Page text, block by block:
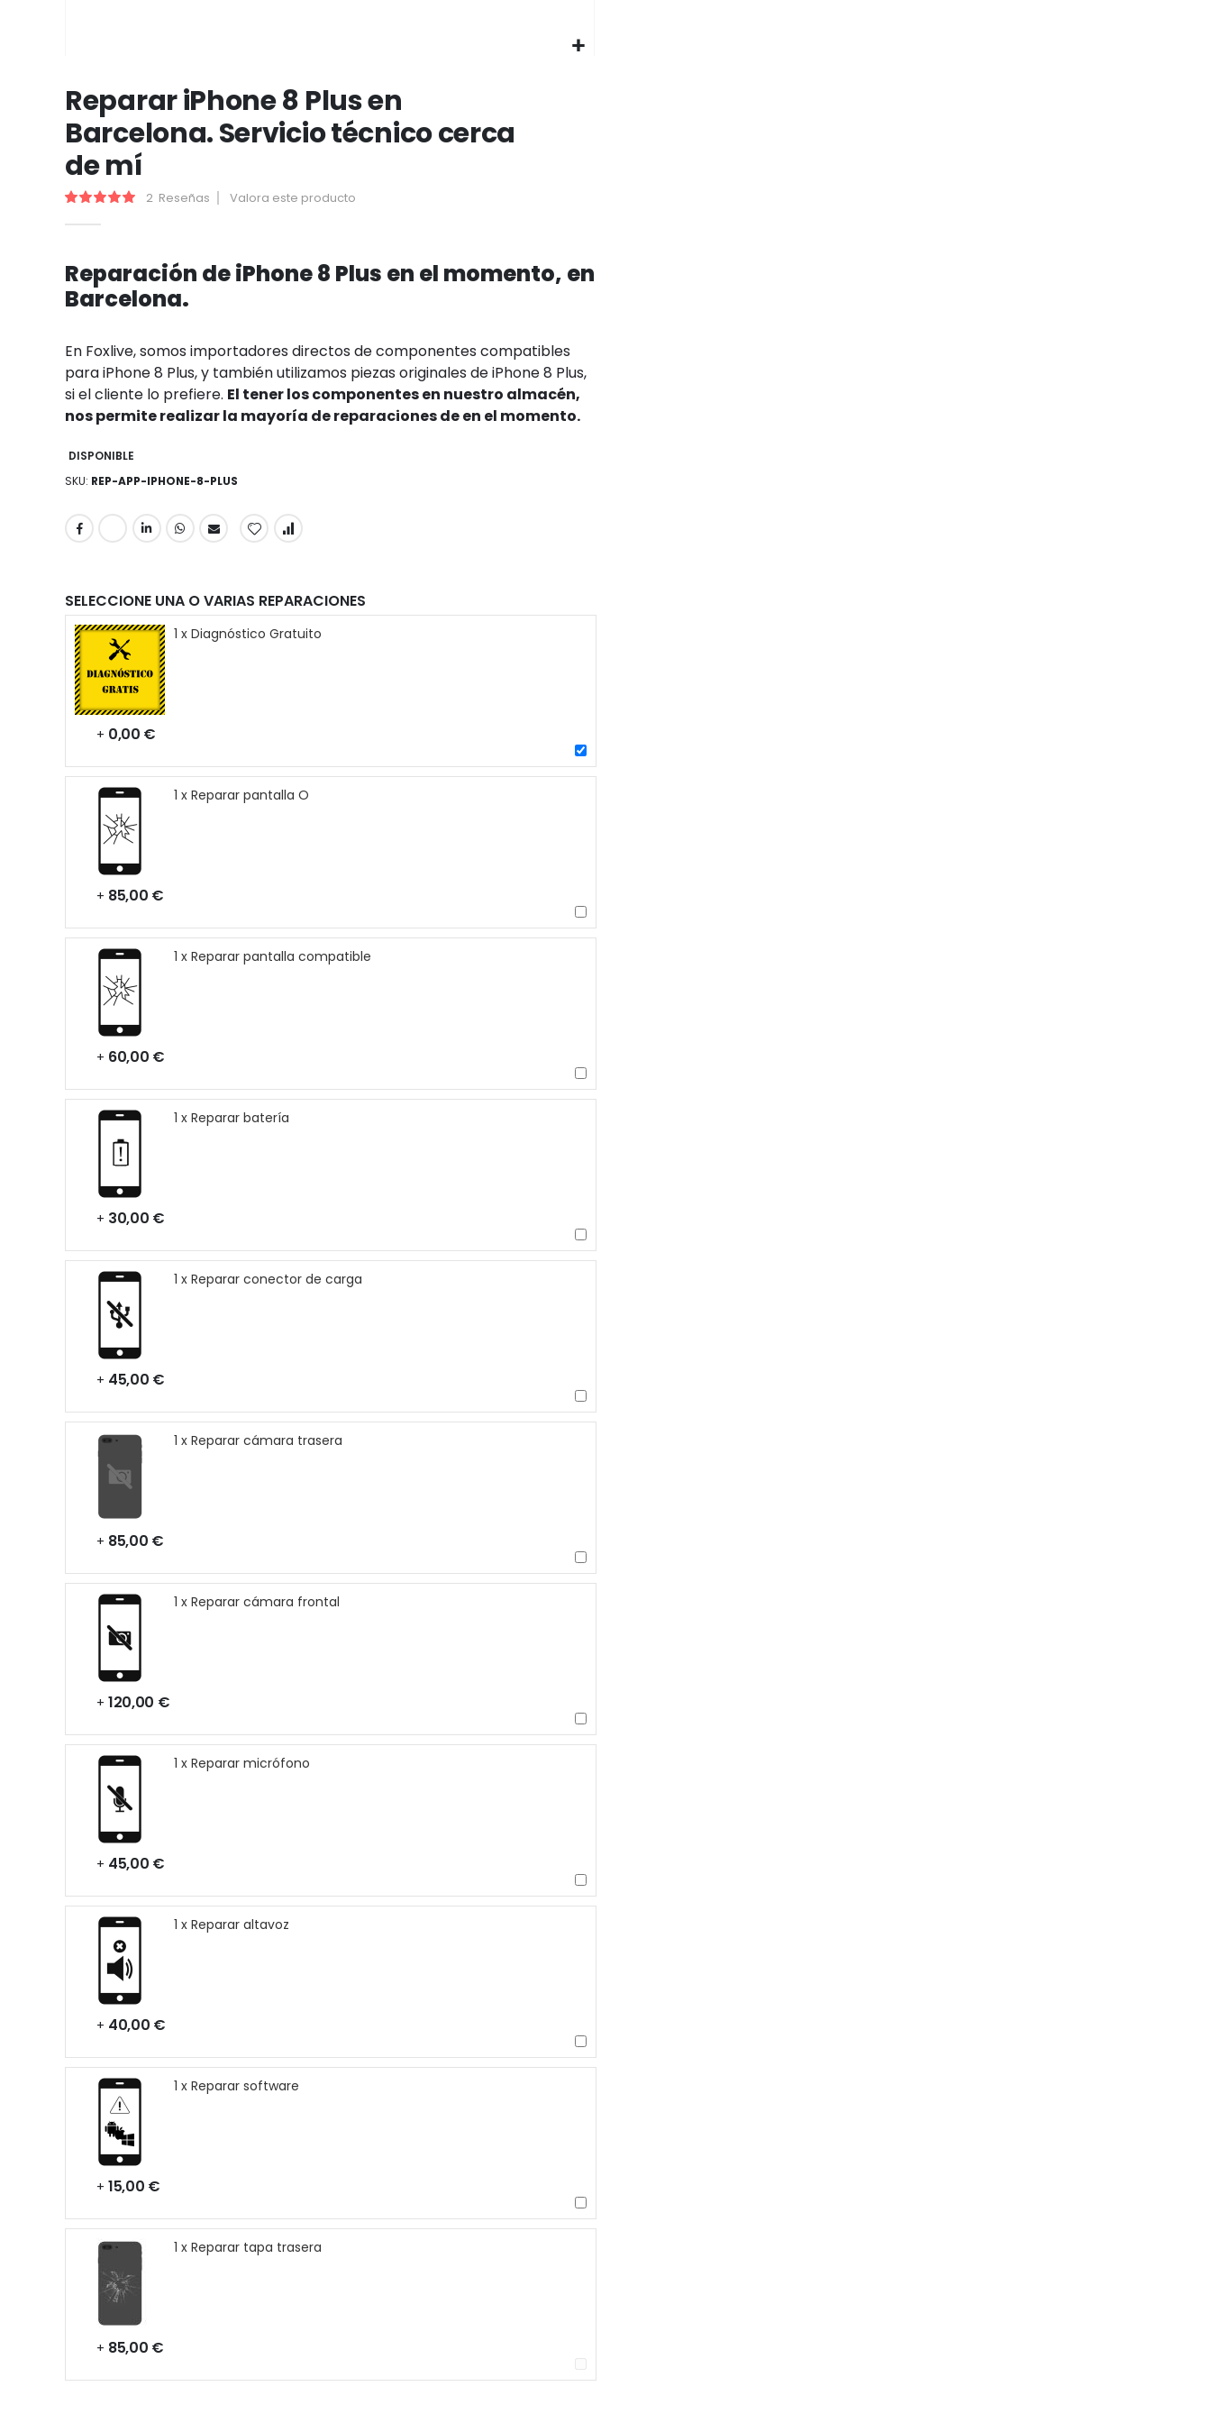
al
comienzo
de
galería
de
Reparar iPhone 8 Plus en
Barcelona. Servicio técnico cerca
de mí
Valoración: 2 Reseñas Valora este producto
Reparación de iPhone 8 Plus en el momento, en
Barcelona.
En Foxlive, somos importadores directos de componentes compatibles
para iPhone 8 Plus, y también utilizamos piezas originales de iPhone 8 Plus,
si el cliente lo prefiere. El tener los componentes en nuestro almacén,
nos permite realizar la mayoría de reparaciones de en el momento.
DISPONIBLE
SKU REP-APP-IPHONE-8-PLUS
SELECCIONE UNA O VARIAS REPARACIONES
1 x Diagnóstico Gratuito
+ 0,00 €
1 x Reparar pantalla O
+ 85,00 €
1 x Reparar pantalla compatible
+ 60,00 €
1 x Reparar batería
+ 30,00 €
1 x Reparar conector de carga
+ 45,00 €
1 x Reparar cámara trasera
+ 85,00 €
1 x Reparar cámara frontal
+ 120,00 €
1 x Reparar micrófono
+ 45,00 €
1 x Reparar altavoz
+ 40,00 €
1 x Reparar software
+ 15,00 €
1 x Reparar tapa trasera
+ 85,00 €